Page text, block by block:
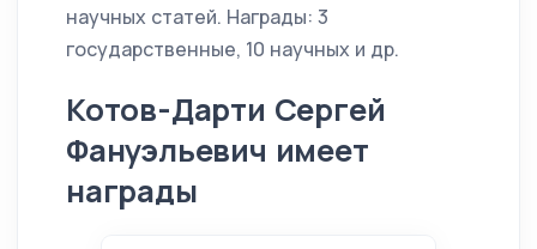
научных статей. Награды: 3
государственные, 10 научных и др.
Котов-Дарти Сергей
Фануэльевич имеет
награды